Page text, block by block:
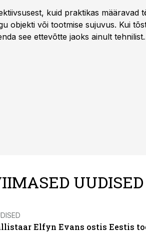
kuid praktikas määravad
objekti või tootmise sujuvus. Kui
see ettevõtte jaoks ainult tehnilist
UUDISED
Elfyn Evans ostis Eestis